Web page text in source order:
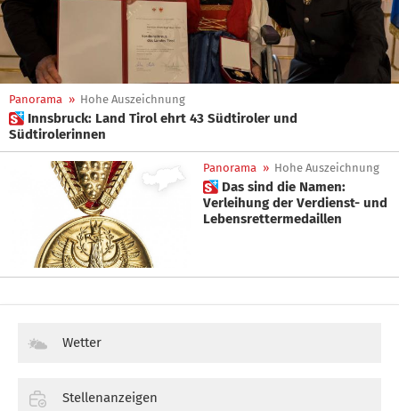
Panorama » Hohe Auszeichnung
 Innsbruck: Land Tirol ehrt 43 Südtiroler und
Südtirolerinnen
Panorama » Hohe Auszeichnung
 Das sind die Namen:
Verleihung der Verdienst- und
Lebensrettermedaillen
Wetter
Stellenanzeigen